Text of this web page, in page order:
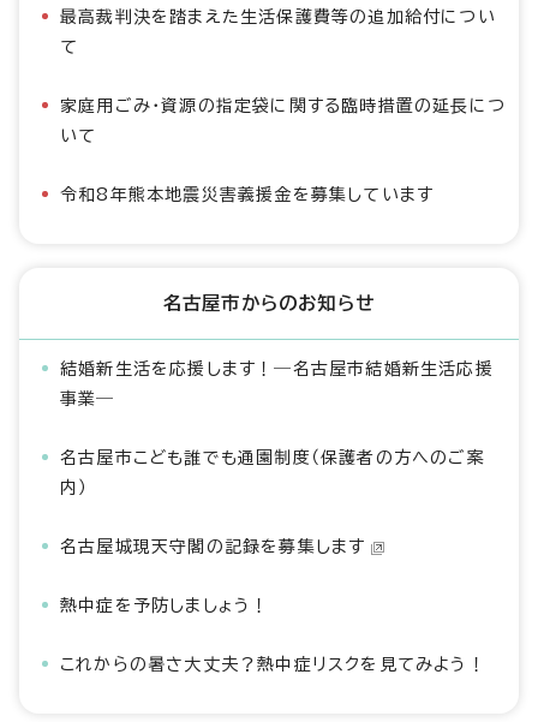
最高裁判決を踏まえた生活保護費等の追加給付につい
て
家庭用ごみ・資源の指定袋に関する臨時措置の延長につ
いて
令和8年熊本地震災害義援金を募集しています
名古屋市からのお知らせ
結婚新生活を応援します！―名古屋市結婚新生活応援
事業―
名古屋市こども誰でも通園制度（保護者の方へのご案
内）
名古屋城現天守閣の記録を募集します
熱中症を予防しましょう！
これからの暑さ大丈夫？熱中症リスクを見てみよう！